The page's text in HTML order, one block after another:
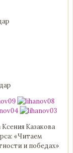
Казакова
«Читаем
и победах»